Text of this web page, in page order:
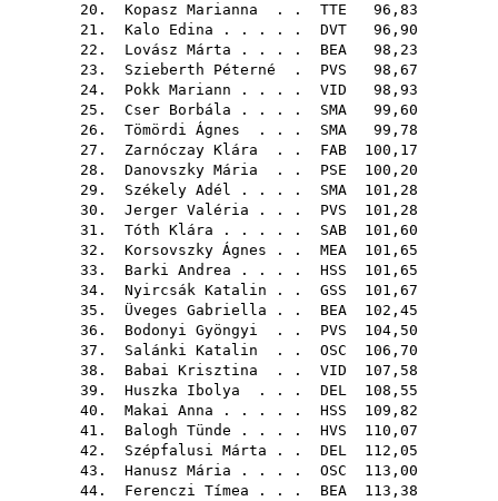
20. Kopasz Marianna . . TTE 96,83
21. Kalo Edina . . . . . DVT 96,90
22. Lovász Márta . . . . BEA 98,23
23. Szieberth Péterné . PVS 98,67
24. Pokk Mariann . . . . VID 98,93
25. Cser Borbála . . . . SMA 99,60
26. Tömördi Ágnes . . . SMA 99,78
27. Zarnóczay Klára . . FAB 100,17
28. Danovszky Mária . . PSE 100,20
29. Székely Adél . . . . SMA 101,28
30. Jerger Valéria . . . PVS 101,28
31. Tóth Klára . . . . . SAB 101,60
32. Korsovszky Ágnes . . MEA 101,65
33. Barki Andrea . . . . HSS 101,65
34. Nyircsák Katalin . . GSS 101,67
35. Üveges Gabriella . . BEA 102,45
36. Bodonyi Gyöngyi . . PVS 104,50
37. Salánki Katalin . . OSC 106,70
38. Babai Krisztina . . VID 107,58
39. Huszka Ibolya . . . DEL 108,55
40. Makai Anna . . . . . HSS 109,82
41. Balogh Tünde . . . . HVS 110,07
42. Szépfalusi Márta . . DEL 112,05
43. Hanusz Mária . . . . OSC 113,00
44. Ferenczi Tímea . . . BEA 113,38